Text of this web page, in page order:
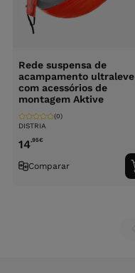
Rede suspensa de
acampamento ultraleve
com acessórios de
montagem Aktive
DISTRIA
(0)
14,95€
Comparar